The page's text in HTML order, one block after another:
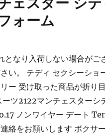
ォーム
となり入荷しない場合がご
い。 テディ セクシーショ
ー 受け取った商品が折り
ーツ2122マンチェスターシ
ノンワイヤー デート
絡をお願いします ボクサ